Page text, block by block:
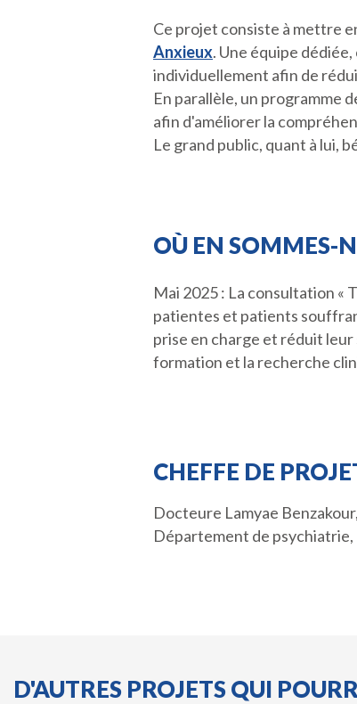
Ce projet consiste à mettre
Anxieux. Une équipe
individuellement afin de
En parallèle, un programme
afin d'améliorer la
Le grand public, quant à lui,
OÙ EN SOMMES-
Mai 2025 : La consultation «
patientes et patients
prise en charge et réduit
formation et la recherche
CHEFFE DE
Docteure Lamyae
Département de
D'AUTRES PROJETS QUI